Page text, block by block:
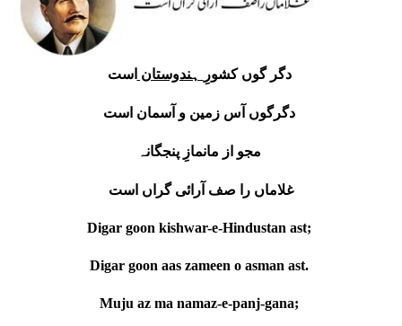
دگر گوں کشورِ ہندوستان است
غلاماں را صف آرائی گراں است
Digar goon kishwar-e-Hindustan ast;
Digar goon aas zameen o asman ast.
Muju az ma namaz-e-panj-gana;